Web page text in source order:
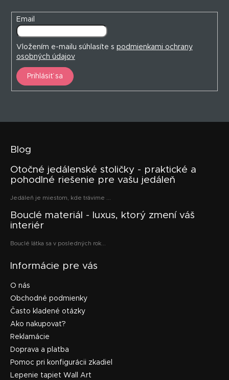
Email
Vložením e-mailu súhlasíte s podmienkami ochrany
osobných údajov
Prihlásiť sa
Blog
Otočné jedálenské stoličky - praktické a
pohodlné riešenie pre vašu jedáleň
Jedáleň je miestom, kde trávime ...
Bouclé materiál - luxus, ktorý zmení váš
interiér
Bouclé látka sa v posledných rok...
Informácie pre vás
O nás
Obchodné podmienky
Často kladené otázky
Ako nakupovať?
Reklamácie
Doprava a platba
Pomoc pri konfigurácii zkadiel
Lepenie tapiet Wall Art